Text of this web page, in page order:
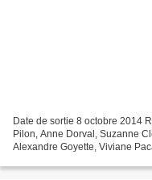
Date de sortie 8 octobre 2014
Pilon, Anne Dorval, Suzanne
Alexandre Goyette, Viviane